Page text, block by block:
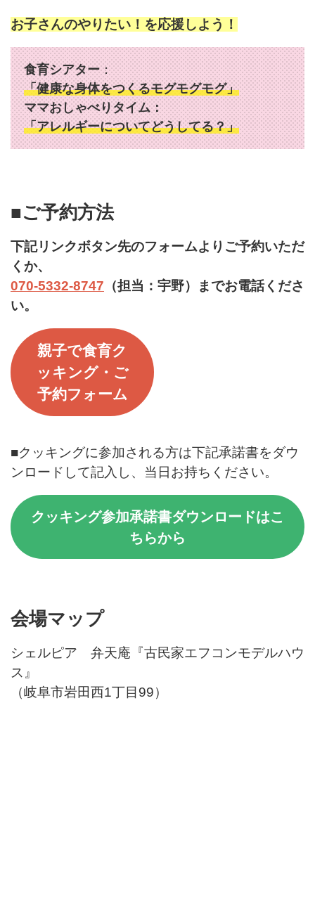
お子さんのやりたい！を応援しよう！
食育シアター：
「健康な身体をつくるモグモグモグ」
ママおしゃべりタイム：
「アレルギーについてどうしてる？」
■ご予約方法
下記リンクボタン先のフォームよりご予約いただ
くか、
070-5332-8747 （担当：宇野）までお電話くださ
い。
親子で食育ク
ッキング・ご
予約フォーム
■クッキングに参加される方は下記承諾書をダウ
ンロードして記入し、当日お持ちください。
クッキング参加承諾書ダウンロードはこ
ちらから
会場マップ
シェルピア 弁天庵『古民家エフコンモデルハウ
ス』
（岐阜市岩田西1丁目99）